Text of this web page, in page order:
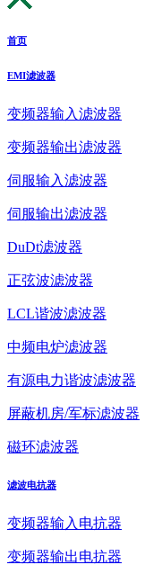
首页
EMI滤波器
变频器输入滤波器
变频器输出滤波器
伺服输入滤波器
伺服输出滤波器
DuDt滤波器
正弦波滤波器
LCL谐波滤波器
中频电炉滤波器
有源电力谐波滤波器
屏蔽机房/军标滤波器
磁环滤波器
滤波电抗器
变频器输入电抗器
变频器输出电抗器